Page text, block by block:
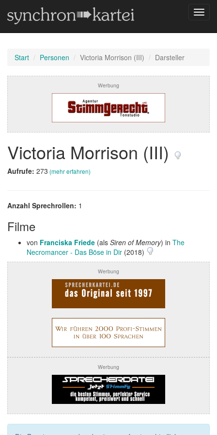
Start Personen Victoria Morrison (III) Darsteller
Werbung
Victoria Morrison (III)
Aufrufe: 273 (mehr erfahren)
Anzahl Sprechrollen: 1
Filme
von Franciska Friede (als Siren of Memory) in The
Necromancer - Das Böse in Dir (2018)
Werbung
Werbung